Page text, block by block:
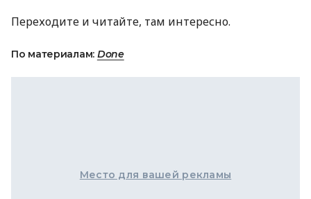
Переходите и читайте, там интересно.
По материалам: Done
Место для вашей рекламы